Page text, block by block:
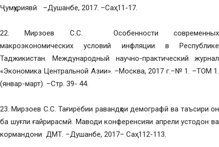
Ҷумҳуриявӣ –Душанбе, 2017. –Саҳ. 11-17.
22. Мирзоев С.С.
Особенности современных
макроэкономических условий инфляции в Республике
Таджикистан. Международный научно-практический журнал
«Экономика Центральной Азии». –Москва, 2017 г.–№ 1. –ТОМ 1.
(январ-март). –Стр. 39- 44.
23. Мирзоев С.С. Тағирёбии равандҳои демографӣ ва таъсири он
ба шуғли ғайрирасмӣ. Маводи конференсияи апрели устодон ва
кормандони ДМТ. –Душанбе, 2017– Саҳ. 112-113.